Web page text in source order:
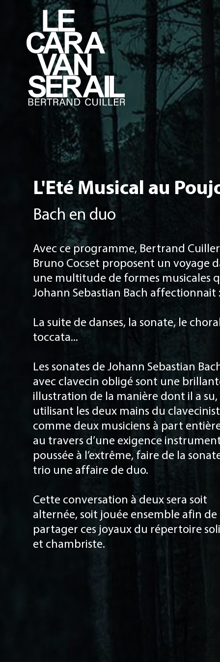
L'Eté Musical au
Bach en duo
Avec ce programme, Bertrand
Bruno Cocset proposent un voyage
une multitude de formes musicales
Johann Sebastian Bach affectionnait
La suite de danses, la sonate, le
toccata...
Les sonates de Johann Sebastian
avec clavecin obligé sont une
illustration de la manière dont il a su,
utilisant les deux mains du
comme deux musiciens à part
au travers d’une exigence
poussée à l’extrême, faire de la
trio une affaire de duo.
Cette conversation à deux sera soit
alternée, soit jouée ensemble afin de
partager ces joyaux du répertoire
et chambriste.